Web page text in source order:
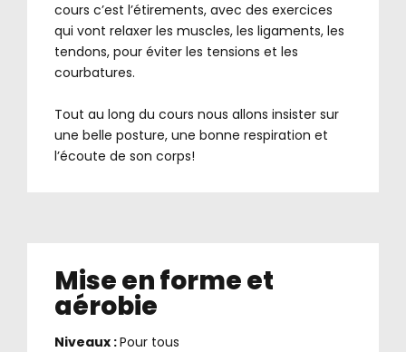
cours c’est l’étirements, avec des exercices
qui vont relaxer les muscles, les ligaments, les
tendons, pour éviter les tensions et les
courbatures.
Tout au long du cours nous allons insister sur
une belle posture, une bonne respiration et
l’écoute de son corps!
Mise en forme et
aérobie
Niveaux :Pour tous